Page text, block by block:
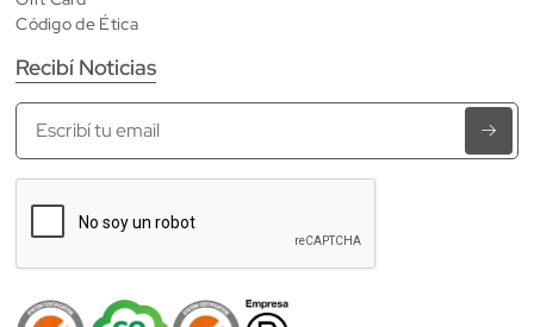
Código de Ética
Recibí Noticias